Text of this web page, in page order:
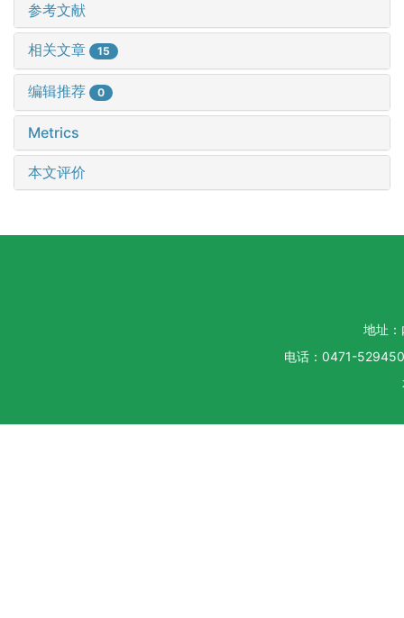
参考文献
相关文章 15
编辑推荐 0
Metrics
本文评价
地址
电话：0471-